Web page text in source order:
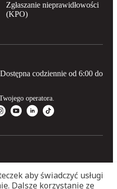
Zgłaszanie nieprawidłowości
(KPO)
Dostępna codziennie od 6:00 do
operatora.
aby świadczyć usługi
Dalsze korzystanie ze